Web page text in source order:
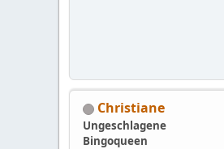
Christiane
Ungeschlagene
Bingoqueen